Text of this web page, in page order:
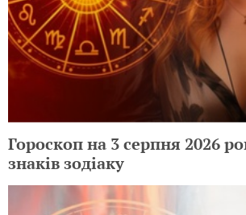
Гороскоп на 3 серпня 2026
знаків зодіаку